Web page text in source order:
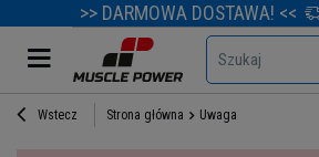
>> DARMOWA DOSTAWA! <<
Szukaj
Wstecz Strona główna Uwaga